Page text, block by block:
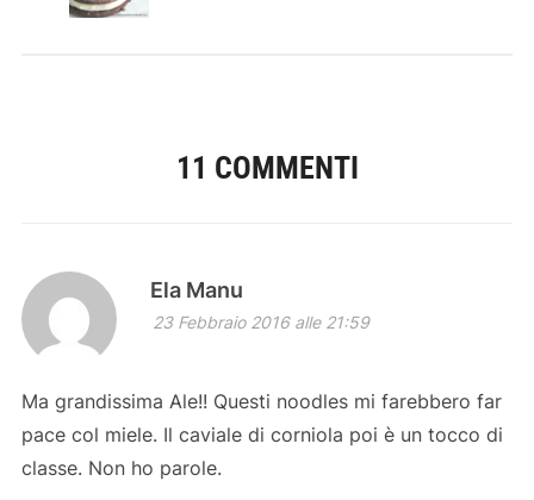
11 COMMENTI
Ela Manu
23 Febbraio 2016 alle 21:59
Ma grandissima Ale!! Questi noodles mi farebbero far
pace col miele. Il caviale di corniola poi è un tocco di
classe. Non ho parole.